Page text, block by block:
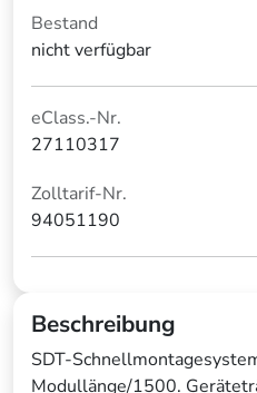
Bestand
nicht verfügbar
eClass.-Nr.
27110317
Zolltarif-Nr.
94051190
Beschreibung
SDT-
Modullänge/1500.